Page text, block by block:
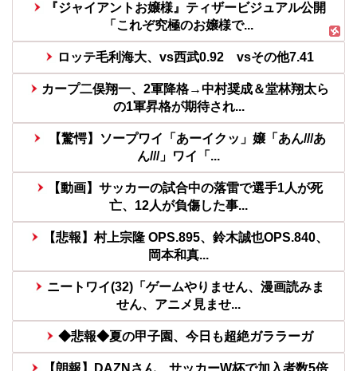
『ジャイアントお嬢様』ティザービジュアル公開
「これぞ究極のお嬢様で...
ロッテ毛利海大、vs西武0.92 vsその他7.41
カープ二俣翔一、2軍降格→中村奨成＆堂林翔太ら
の1軍昇格が期待され...
【驚愕】ソープワイ「あーイクッ」嬢「あん///あ
ん///」ワイ「...
【動画】サッカーの試合中の落雷で選手1人が死
亡、12人が負傷した事...
【悲報】村上宗隆 OPS.895、鈴木誠也OPS.840、
岡本和真...
ニートワイ(32)「ゲームやりません、漫画読みま
せん、アニメ見ませ...
◆悲報◆夏の甲子園、今日も超絶ガララーガ